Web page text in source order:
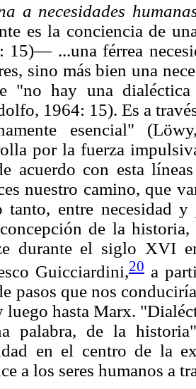
a necesidades
es la conciencia de
15)— ...una férrea
sino más bien una
"no hay una
1964: 15). Es a
esencial"
por la fuerza
acuerdo con esta
nuestro camino, que
tanto, entre necesidad y
de la
durante el siglo XVI
Guicciardini,20 a
pasos que nos
luego hasta Marx.
palabra, de la
en el centro de la
a los seres humanos a